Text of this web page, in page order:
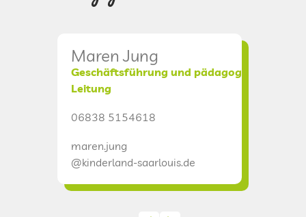
KINDERLAND
CAMPUS II
CAMPUS III
Maren Jung
Geschäftsführung und pädagogische
Leitung
06838 5154618
maren.jung
@kinderland-saarlouis.de